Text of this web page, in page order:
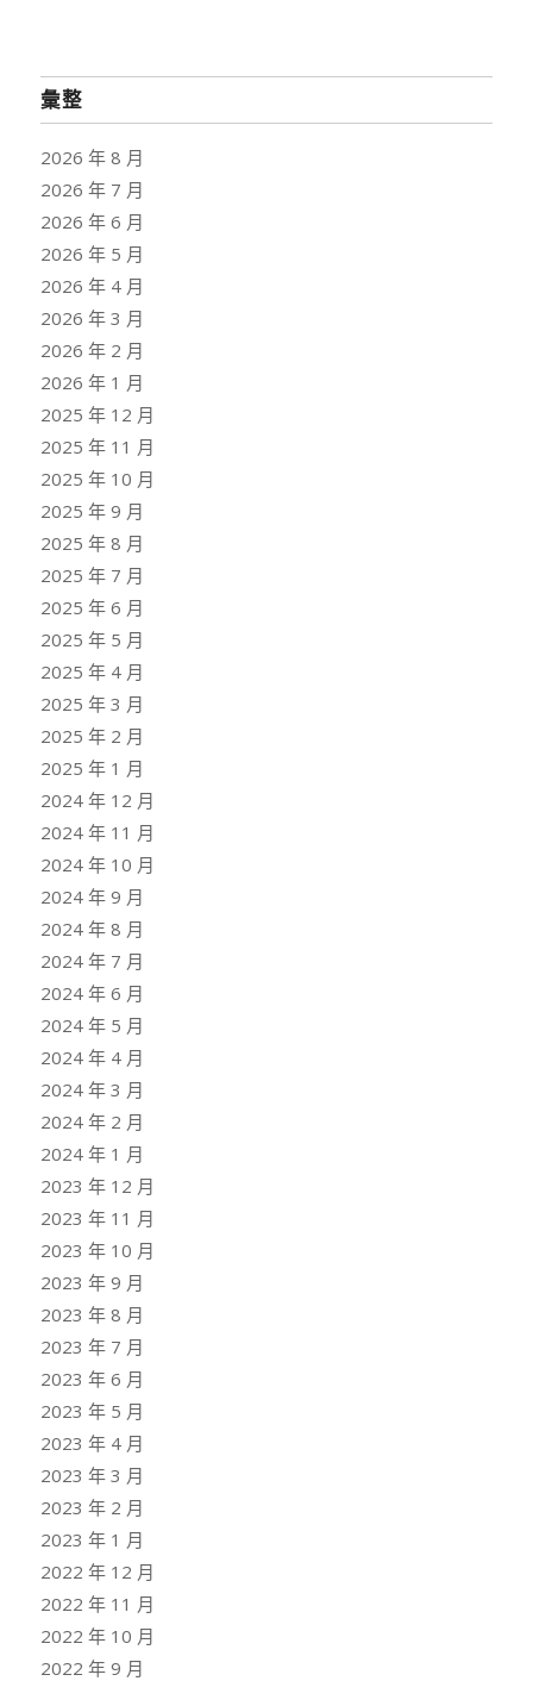
彙整
2026 年 8 月
2026 年 7 月
2026 年 6 月
2026 年 5 月
2026 年 4 月
2026 年 3 月
2026 年 2 月
2026 年 1 月
2025 年 12 月
2025 年 11 月
2025 年 10 月
2025 年 9 月
2025 年 8 月
2025 年 7 月
2025 年 6 月
2025 年 5 月
2025 年 4 月
2025 年 3 月
2025 年 2 月
2025 年 1 月
2024 年 12 月
2024 年 11 月
2024 年 10 月
2024 年 9 月
2024 年 8 月
2024 年 7 月
2024 年 6 月
2024 年 5 月
2024 年 4 月
2024 年 3 月
2024 年 2 月
2024 年 1 月
2023 年 12 月
2023 年 11 月
2023 年 10 月
2023 年 9 月
2023 年 8 月
2023 年 7 月
2023 年 6 月
2023 年 5 月
2023 年 4 月
2023 年 3 月
2023 年 2 月
2023 年 1 月
2022 年 12 月
2022 年 11 月
2022 年 10 月
2022 年 9 月